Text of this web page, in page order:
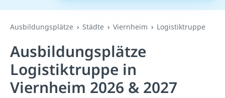
Ausbildungsplätze Städte Viernheim Logistiktruppe
Ausbildungsplätze
Logistiktruppe in
Viernheim 2026 & 2027